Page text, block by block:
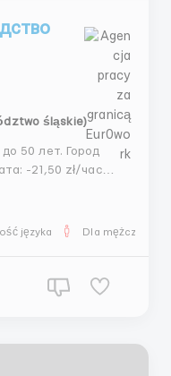
śląskie)
лет. Город
- 14:00;
języka Dla mężczyzn